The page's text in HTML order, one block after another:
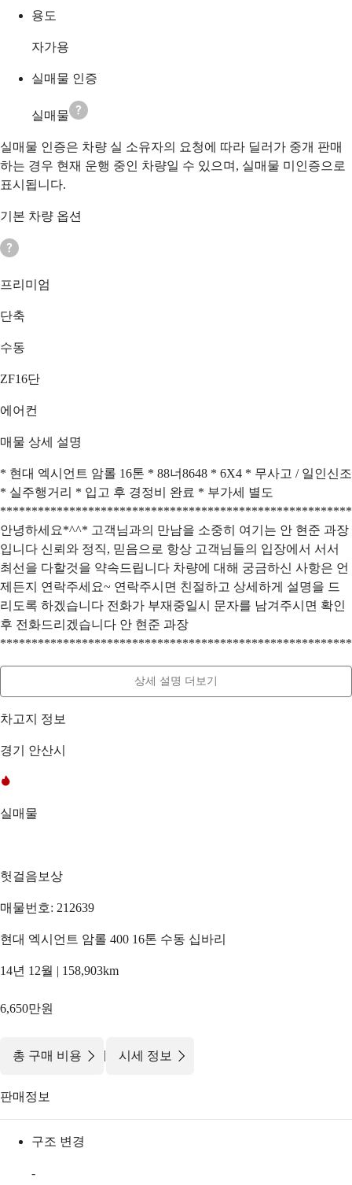
용도
자가용
실매물 인증
실매물
실매물 인증은 차량 실 소유자의 요청에 따라 딜러가 중개 판매
하는 경우 현재 운행 중인 차량일 수 있으며, 실매물 미인증으로
표시됩니다.
기본 차량 옵션
프리미엄
단축
수동
ZF16단
에어컨
매물 상세 설명
* 현대 엑시언트 암롤 16톤 * 88너8648 * 6X4 * 무사고 / 일인신조
* 실주행거리 * 입고 후 경정비 완료 * 부가세 별도
안녕하세요*^^* 고객님과의 만남을 소중히 여기는 안 현준 과장
입니다 신뢰와 정직, 믿음으로 항상 고객님들의 입장에서 서서
최선을 다할것을 약속드립니다 차량에 대해 궁금하신 사항은 언
제든지 연락주세요~ 연락주시면 친절하고 상세하게 설명을 드
리도록 하겠습니다 전화가 부재중일시 문자를 남겨주시면 확인
후 전화드리겠습니다 안 현준 과장
상세 설명 더보기
차고지 정보
경기 안산시
실매물
헛걸음보상
매물번호: 212639
현대 엑시언트 암롤 400 16톤 수동 십바리
14년 12월 | 158,903km
6,650만원
총 구매 비용 | 시세 정보
판매정보
구조 변경
-